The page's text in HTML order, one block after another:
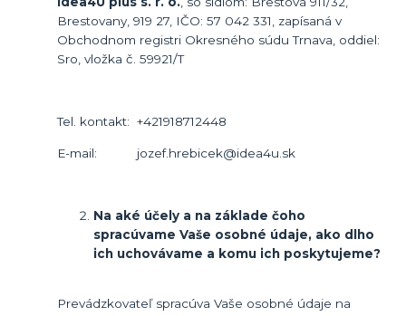
Brestovany, 919 27, IČO: 57 042 331, zapísaná v
Obchodnom registri Okresného súdu Trnava, oddiel:
Sro, vložka č. 59921/T
Tel. kontakt: +421918712448
E-mail: jozef.hrebicek@idea4u.sk
Na aké účely a na základe čoho
spracúvame Vaše osobné údaje, ako dlho
ich uchovávame a komu ich poskytujeme?
Prevádzkovateľ spracúva Vaše osobné údaje na